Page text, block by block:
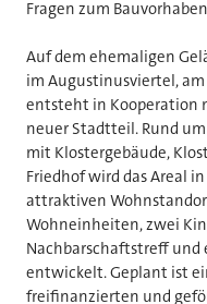
Fragen zum
Auf dem ehemaligen
im Augustinusviertel,
entsteht in Kooperation
neuer Stadtteil. Rund
mit Klostergebäude,
Friedhof wird das Areal
attraktiven
Wohneinheiten, zwei
Nachbarschaftstreff
entwickelt. Geplant ist
freifinanzierten und